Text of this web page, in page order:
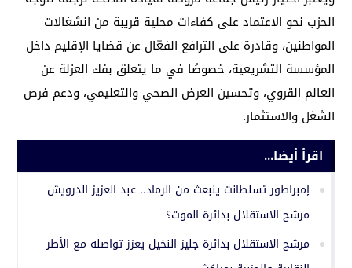
الحزب نحو الاعتماد على كفاءات محلية قريبة من انشغالات
المواطنين، وقادرة على الترافع الفعّال عن قضايا الإقليم داخل
المؤسسة التشريعية، خصوصًا في ما يتعلق بفك العزلة عن
العالم القروي، وتحسين العرض الصحي والتعليمي، ودعم فرص
الشغل والاستثمار.
اقرأ أيضا...
إمبراطور تسلطانت ينبعث من الرماد.. عبد العزيز الدرويش
مرشح الاستقلال بدائرة الموت؟
مرشح الاستقلال بدائرة جليز النخيل يعزز تواصله مع الأطر